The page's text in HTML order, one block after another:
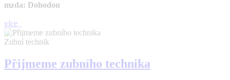
mzda: Dohodou
více
Zubní technik
Přijmeme zubního technika